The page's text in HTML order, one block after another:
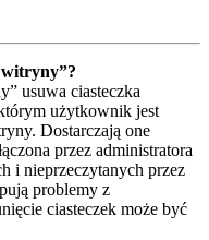
witryny”?
usuwa ciasteczka
użytkownik jest
Dostarczają one
przez administratora
i nieprzeczytanych przez
problemy z
ciasteczek może być